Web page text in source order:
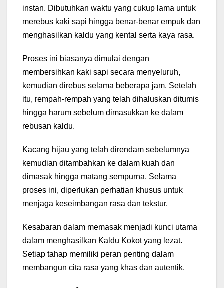
instan. Dibutuhkan waktu yang cukup lama untuk
merebus kaki sapi hingga benar-benar empuk dan
menghasilkan kaldu yang kental serta kaya rasa.
Proses ini biasanya dimulai dengan
membersihkan kaki sapi secara menyeluruh,
kemudian direbus selama beberapa jam. Setelah
itu, rempah-rempah yang telah dihaluskan ditumis
hingga harum sebelum dimasukkan ke dalam
rebusan kaldu.
Kacang hijau yang telah direndam sebelumnya
kemudian ditambahkan ke dalam kuah dan
dimasak hingga matang sempurna. Selama
proses ini, diperlukan perhatian khusus untuk
menjaga keseimbangan rasa dan tekstur.
Kesabaran dalam memasak menjadi kunci utama
dalam menghasilkan Kaldu Kokot yang lezat.
Setiap tahap memiliki peran penting dalam
membangun cita rasa yang khas dan autentik.